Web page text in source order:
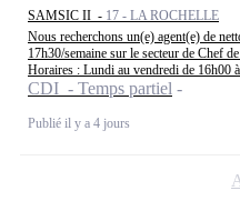
SAMSIC II - 17 - LA ROCHELLE
Nous recherchons un(e) agent(e) de
17h30/semaine sur le secteur de Chef
Horaires : Lundi au vendredi de 16h00
CDI - Temps partiel
Publié il y a 4 jours